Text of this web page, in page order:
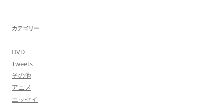
カテゴリー
DVD
Tweets
その他
アニメ
エッセイ